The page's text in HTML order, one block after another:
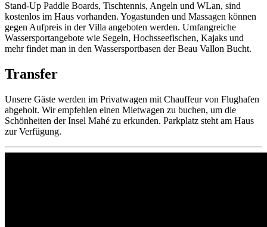
Stand-Up Paddle Boards, Tischtennis, Angeln und WLan, sind
kostenlos im Haus vorhanden. Yogastunden und Massagen können
gegen Aufpreis in der Villa angeboten werden. Umfangreiche
Wassersportangebote wie Segeln, Hochsseefischen, Kajaks und
mehr findet man in den Wassersportbasen der Beau Vallon Bucht.
Transfer
Unsere Gäste werden im Privatwagen mit Chauffeur von Flughafen
abgeholt. Wir empfehlen einen Mietwagen zu buchen, um die
Schönheiten der Insel Mahé zu erkunden. Parkplatz steht am Haus
zur Verfügung.